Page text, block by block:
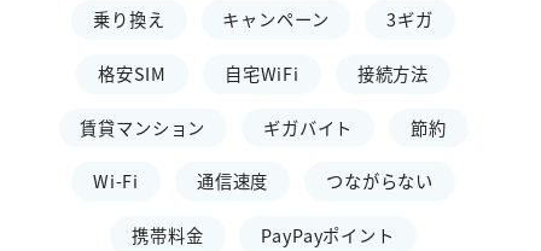
乗り換え キャンペーン 3ギガ
格安SIM 自宅WiFi 接続方法
賃貸マンション ギガバイト 節約
Wi-Fi 通信速度 つながらない
携帯料金 PayPayポイント